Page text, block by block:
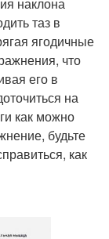
таз в
ягодичные
что
его в
на
как можно
будьте
как